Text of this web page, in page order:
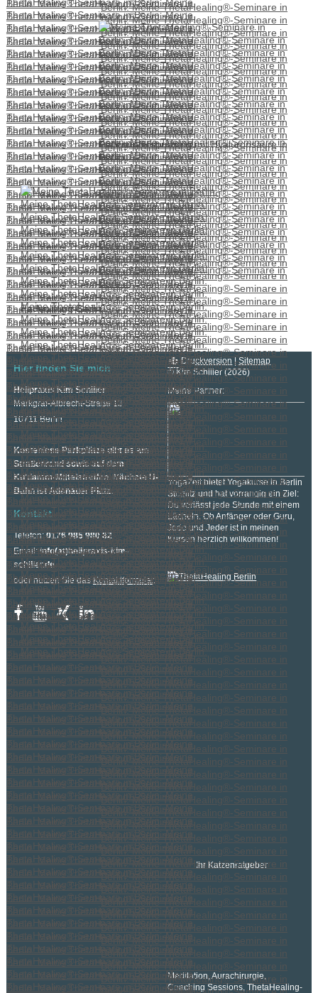
Faltenunterspritzung mit Hyaluronsäure in
Berlin.
Fadenlifting Berlin
Hier finden Sie mich
Heilpraxis Kim Schiller
Markgraf-Albrecht-Straße 13
10711 Berlin
Kostenlose Parkplätze gibt es am
Straßenrand sowie auf dem
Ku'damm-Mittelstreifen. Nächste U-
Bahn ist Adenauer Platz.
Kontakt
Telefon:0176 985 980 82
Email:info(at)heilpraxis-kim-
schiller.de
oder nutzen Sie dasKontaktformular.
Druckversion | Sitemap
© Kim Schiller (2026)
Meine Partner:
YogaZeit bietet Yogakurse in Berlin
Steglitz und hat vorrangig ein Ziel:
Du verlässt jede Stunde mit einem
Lächeln. Ob Anfänger oder Guru,
Jede und Jeder ist in meinen
Kursen herzlich willkommen!
Ihr Katzenratgeber
Meditation, Aurachirurgie,
Coaching Sessions, ThetaHealing-